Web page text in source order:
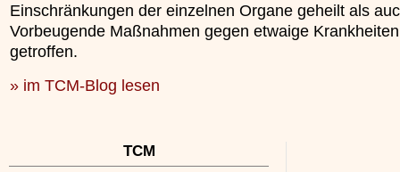
Einschränkungen der einzelnen Organe geheilt als
Vorbeugende Maßnahmen gegen etwaige Krankheiten
getroffen.
» im TCM-Blog lesen
TCM